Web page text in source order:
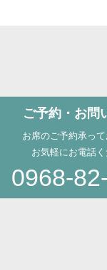
ご予約・お問
お席のご予約承って
お気軽にお電話く
0968-